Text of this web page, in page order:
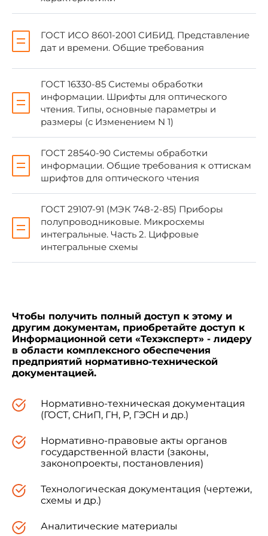
нормативные положения международных
стандартов:
- ИСО/МЭК 7501-1:1997 "Карты
Машиносчитываемый паспорт" (ISO/IEC 7501-
1:1997 "Identification cards - Machine readable
travel documents - Part 1: Machine readable
- ИКАО Doc 9303 "Машиносчитываемые
проездные документы. Часть 1.
Машиносчитываемые паспорта" (ICAO Doc
9303 "Machine readable travel documents - Part
5 ВВЕДЕН ВПЕРВЫЕ
стандарту публикуется в ежегодно
издаваемом информационном указателе
"Национальные стандарты", а текст
издаваемых информационных указателях
"Национальные стандарты". В случае
пересмотра (замены) или отмены
уведомление будет опубликовано в
ежемесячно издаваемом информационном
Соответствующая информация,
ГОСТ ИСО 8601-2001 СИБИД. Представление
дат и времени. Общие требования
ГОСТ 16330-85 Системы обработки
информации. Шрифты для оптического
чтения. Типы, основные параметры и
размеры (с Изменением N 1)
ГОСТ 28540-90 Системы обработки
информации. Общие требования к оттискам
шрифтов для оптического чтения
ГОСТ 29107-91 (МЭК 748-2-85) Приборы
полупроводниковые. Микросхемы
интегральные. Часть 2. Цифровые
интегральные схемы
Чтобы получить полный доступ к этому и
другим документам, приобретайте доступ к
Информационной сети «Техэксперт» - лидеру
в области комплексного обеспечения
предприятий нормативно-технической
документацией.
Нормативно-техническая документация
(ГОСТ, СНиП, ГН, Р, ГЭСН и др.)
Нормативно-правовые акты органов
государственной власти (законы,
законопроекты, постановления)
Технологическая документация (чертежи,
схемы и др.)
Аналитические материалы